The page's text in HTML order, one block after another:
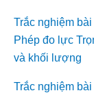
Trắc nghiệm
Phép đo lực
và khối lượng
Trắc nghiệm bài